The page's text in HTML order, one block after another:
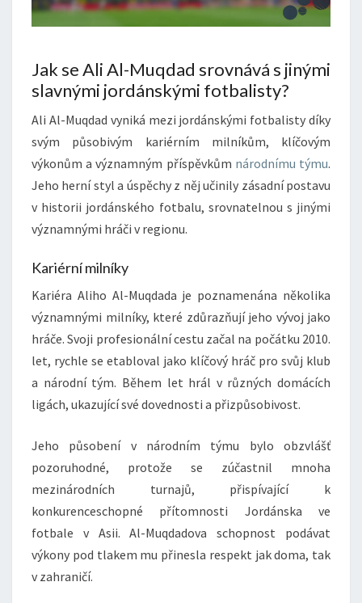
Jak se Ali Al-Muqdad srovnává s jinými
slavnými jordánskými fotbalisty?
Ali Al-Muqdad vyniká mezi jordánskými fotbalisty díky
svým působivým kariérním milníkům, klíčovým
výkonům a významným příspěvkům národnímu týmu.
Jeho herní styl a úspěchy z něj učinily zásadní postavu
v historii jordánského fotbalu, srovnatelnou s jinými
významnými hráči v regionu.
Kariérní milníky
Kariéra Aliho Al-Muqdada je poznamenána několika
významnými milníky, které zdůrazňují jeho vývoj jako
hráče. Svoji profesionální cestu začal na počátku 2010.
let, rychle se etabloval jako klíčový hráč pro svůj klub
a národní tým. Během let hrál v různých domácích
ligách, ukazující své dovednosti a přizpůsobivost.
Jeho působení v národním týmu bylo obzvlášť
pozoruhodné, protože se zúčastnil mnoha
mezinárodních turnajů, přispívající k
konkurenceschopné přítomnosti Jordánska ve
fotbale v Asii. Al-Muqdadova schopnost podávat
výkony pod tlakem mu přinesla respekt jak doma, tak
v zahraničí.